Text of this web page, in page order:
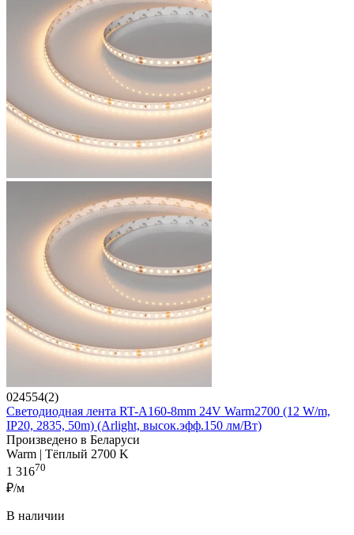
024554(2)
Светодиодная лента RT-A160-8mm 24V Warm2700 (12 W/m,
IP20, 2835, 50m) (Arlight, высок.эфф.150 лм/Вт)
Произведено в Беларуси
Warm | Тёплый 2700 K
1 31670
₽/м
В наличии